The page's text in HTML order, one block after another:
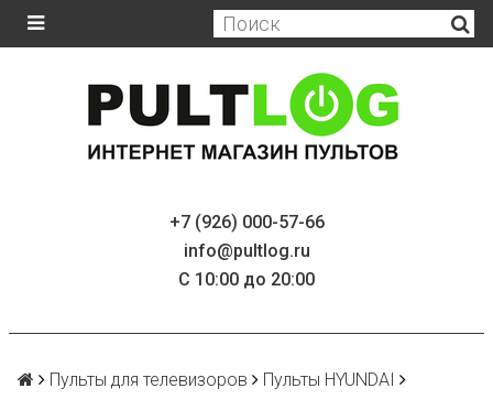
+7 (926) 000-57-66
info@pultlog.ru
С 10:00 до 20:00
Пульты для телевизоров Пульты HYUNDAI